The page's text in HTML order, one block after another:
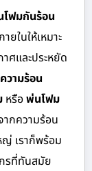
ฟมกันร้อน
ในให้เหมาะ
ศและประหยัด
วามร้อน
หรือพ่นโฟม
กความร้อน
ญ่ เราก็พร้อม
รที่ทันสมัย